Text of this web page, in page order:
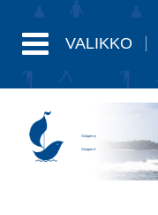
VALIKKO
Skipper ry
Skipper rf